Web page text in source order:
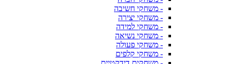
- משחקי חשיבה
- משחקי יצירה
- משחקי למידה
- משחקי נשיאה
- משחקי פעולה
- משחקי קלפים